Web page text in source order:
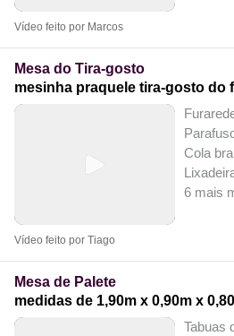
Vídeo feito por Marcos
Mesa do Tira-gosto
mesinha praquele tira-gosto do
Cola
6 mais
Vídeo feito por Tiago
Mesa de Palete
medidas de 1,90m x 0,90m x
Tabuas